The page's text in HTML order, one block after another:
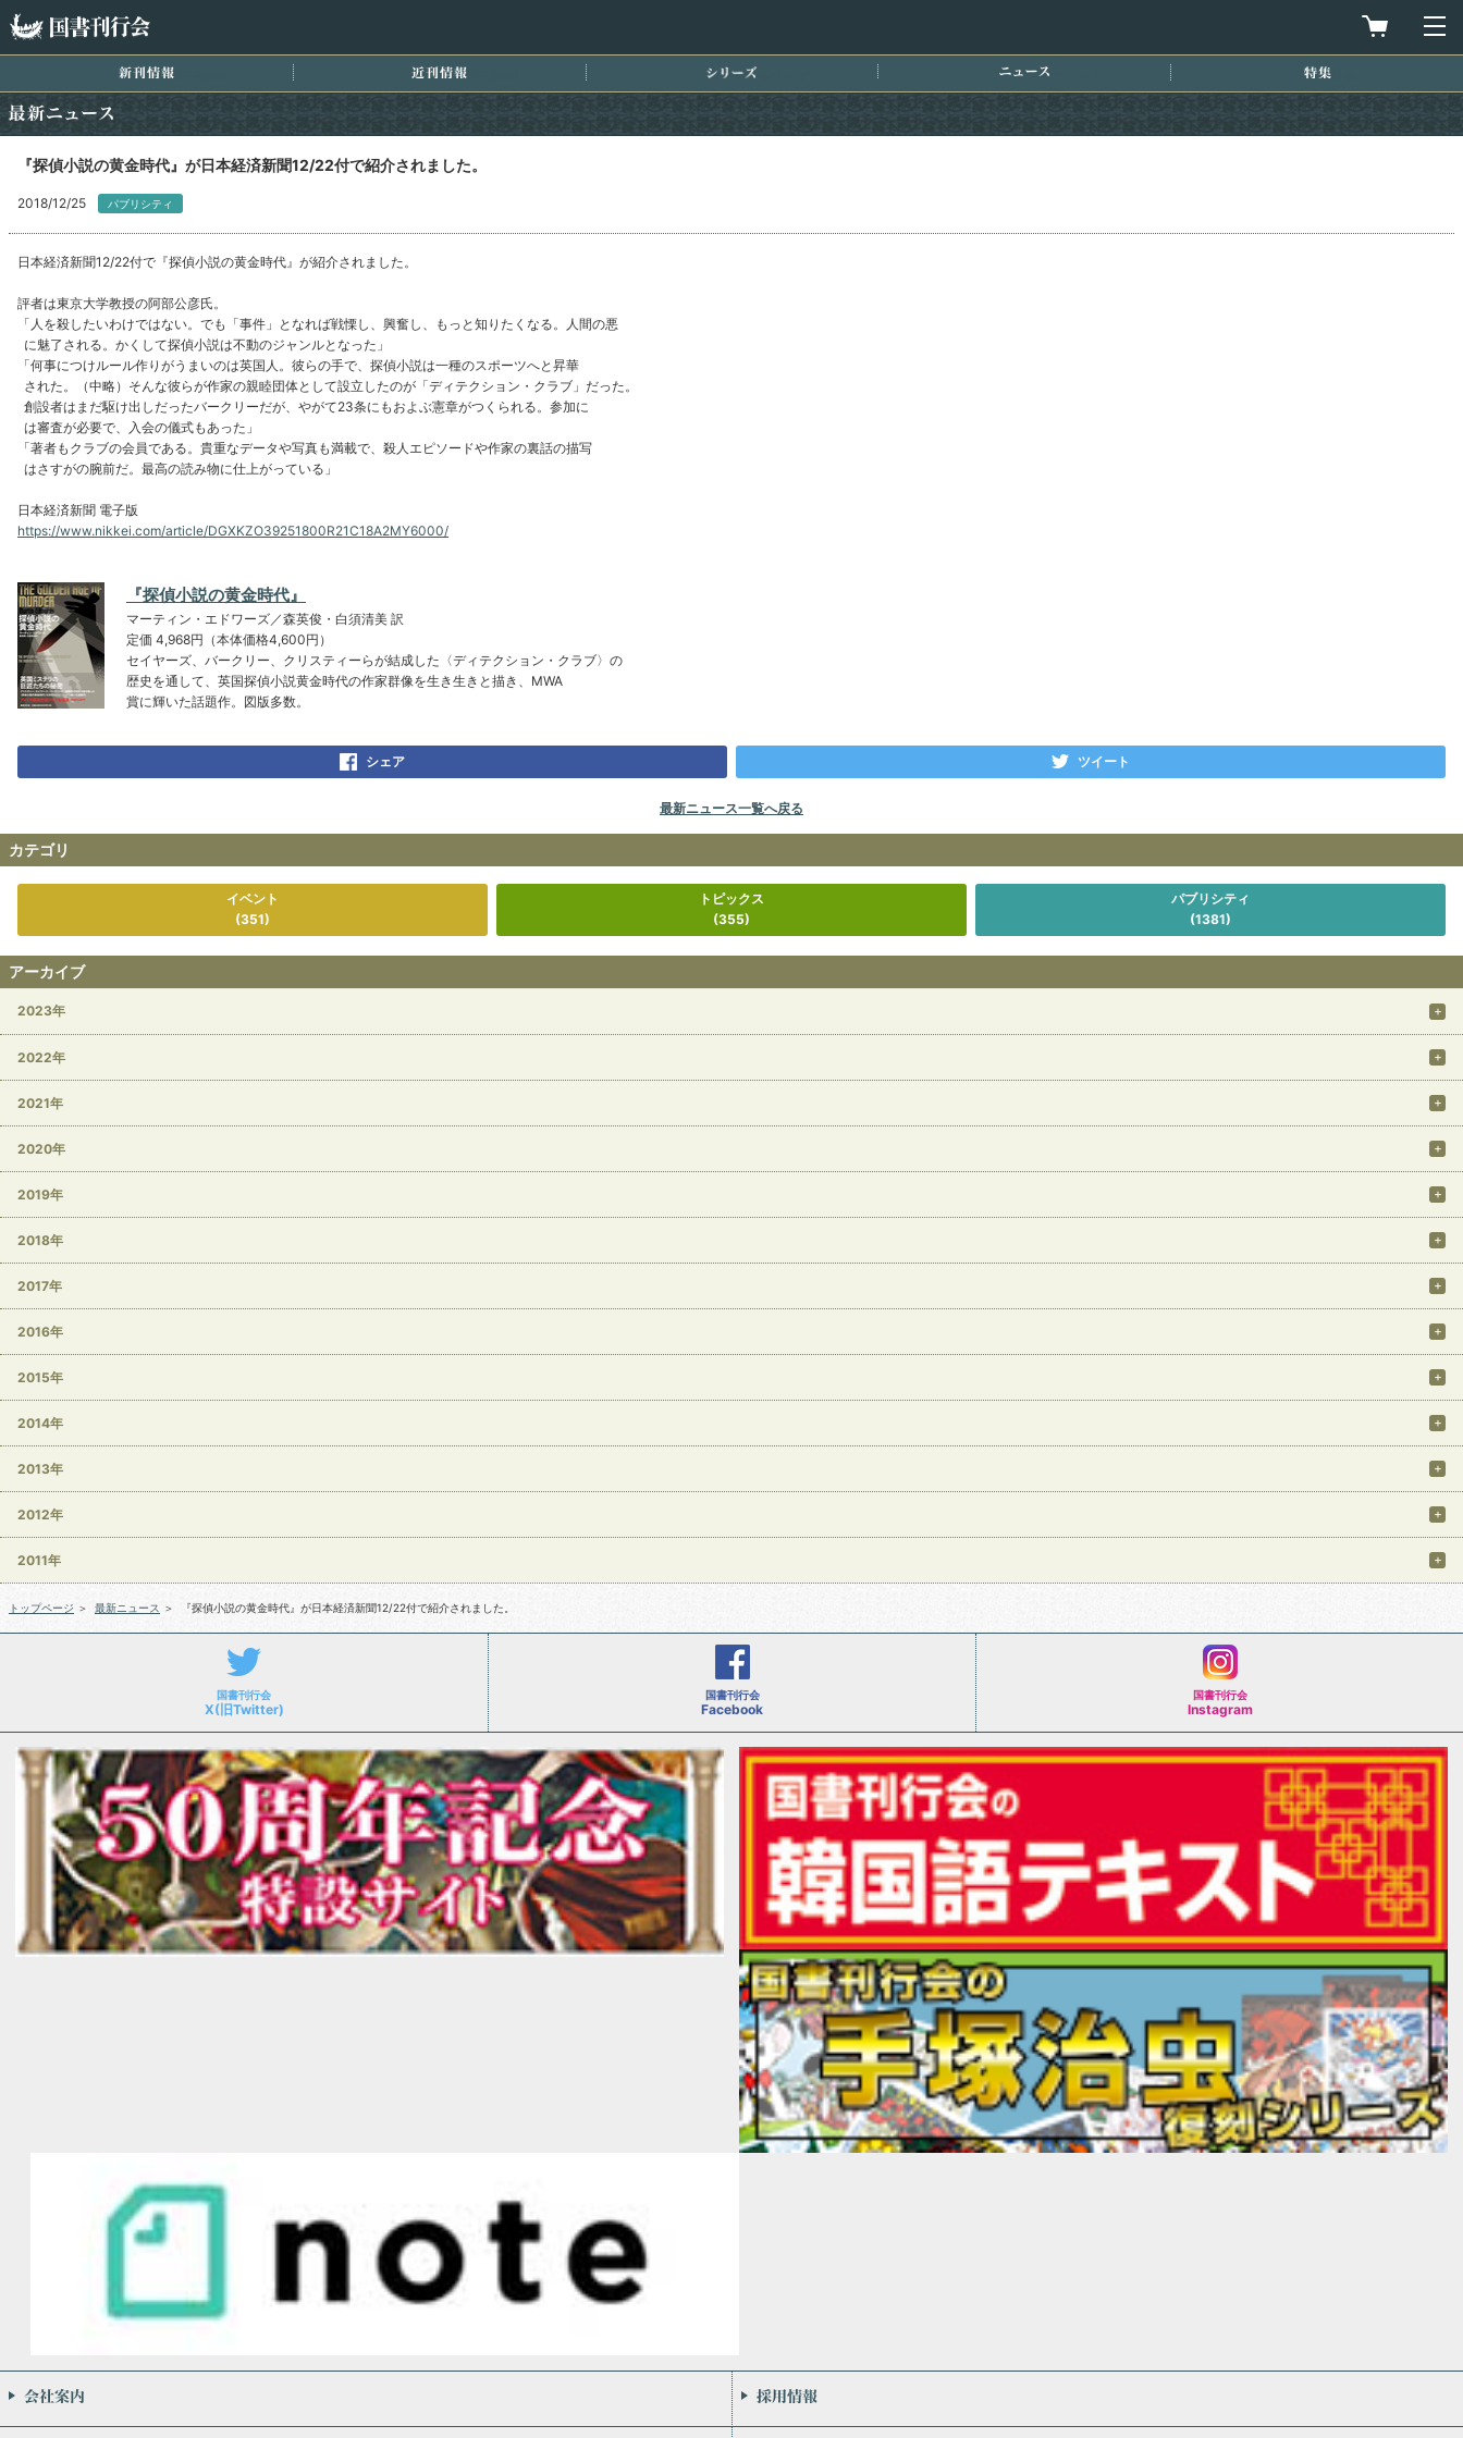
買物カゴを
新刊情報 特集
『探偵小説の黄金時代』が日本経済新聞12/22付で紹介されました。
2018/12/25 パブリシティ
日本経済新聞12/22付で『探偵小説の黄金時代』が紹介されました。
評者は東京大学教授の阿部公彦氏。
「人を殺したいわけではない。でも「事件」となれば戦慄し、興奮し、もっと知りたくなる。人間の悪
に魅了される。かくして探偵小説は不動のジャンルとなった」
「何事につけルール作りがうまいのは英国人。彼らの手で、探偵小説は一種のスポーツへと昇華
された。（中略）そんな彼らが作家の親睦団体として設立したのが「ディテクション・クラブ」だった。
創設者はまだ駆け出しだったバークリーだが、やがて23条にもおよぶ憲章がつくられる。参加に
は審査が必要で、入会の儀式もあった」
「著者もクラブの会員である。貴重なデータや写真も満載で、殺人エピソードや作家の裏話の描写
はさすがの腕前だ。最高の読み物に仕上がっている」
日本経済新聞 電子版
https://www.nikkei.com/article/DGXKZO39251800R21C18A2MY6000/
『探偵小説の黄金時代』
マーティン・エドワーズ／森英俊・白須清美 訳
定価 4,968円（本体価格4,600円）
セイヤーズ、バークリー、クリスティーらが結成した〈ディテクション・クラブ〉の
歴史を通して、英国探偵小説黄金時代の作家群像を生き生きと描き、MWA
賞に輝いた話題作。図版多数。
シェア ツイート
最新ニュース一覧へ戻る
カテゴリ
イベント
(351)
トピックス
(355)
パブリシティ
(1381)
アーカイブ
2023年
2022年
2021年
2020年
2019年
2018年
2017年
2016年
2015年
2014年
2013年
2012年
2011年
トップページ ＞ 最新ニュース ＞ 『探偵小説の黄金時代』が日本経済新聞12/22付で紹介されました。
国書刊行会
X(旧Twitter)
国書刊行会
Facebook
国書刊行会
Instagram
会社案内